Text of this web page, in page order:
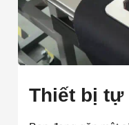
Thiết bị tự